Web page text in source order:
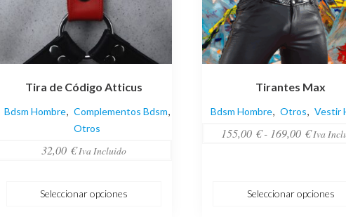
Tira de Código Atticus
Bdsm Hombre, Complementos Bdsm,
Otros
32,00 € Iva Incluido
Seleccionar opciones
página
Tirantes Max
Bdsm Hombre, Otros, Vestir
155,00 € - 169,00 €Rango
Iva
Seleccionar opciones
página
de
producto